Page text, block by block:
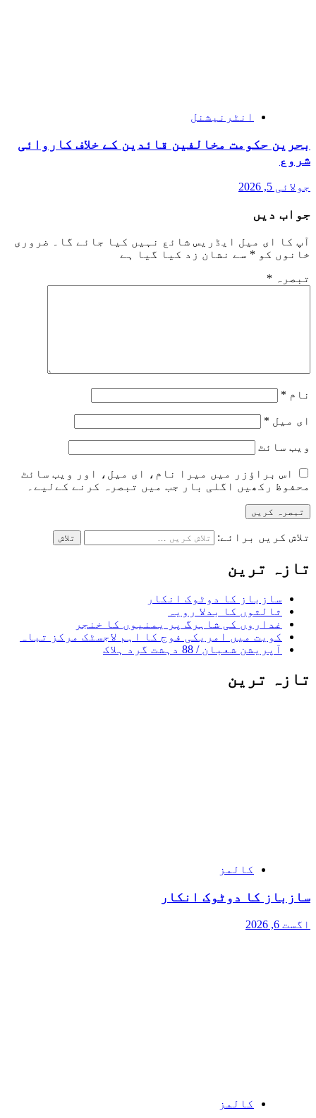
انٹرنیشنل
بحرین حکومت مخالفین قائدین کے خلاف کاروائی
شروع
جولائی 5, 2026
جواب دیں
آپ کا ای میل ایڈریس شائع نہیں کیا جائے گا۔
ضروری
خانوں کو * سے نشان زد کیا گیا ہے
تبصرہ *
نام *
ای میل *
ویب‌ سائٹ
اس براؤزر میں میرا نام، ای میل، اور ویب سائٹ
محفوظ رکھیں اگلی بار جب میں تبصرہ کرنے کےلیے۔
تلاش کریں برائے:
تازہ ترین
سازباز کا دوٹوک انکار
ثالثوں کا بدلا رویہ
غداروں کی شاہرگ پر یمنیوں کا خنجر
کویت میں امریکی فوج کا اہم لاجسٹک مرکز تباہ
آپریشن شعبان / 88 دہشت گرد ہلاک
تازہ ترین
کالمز
سازباز کا دوٹوک انکار
اگست 6, 2026
کالمز